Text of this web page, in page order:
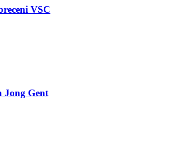
VSC
Jong Gent